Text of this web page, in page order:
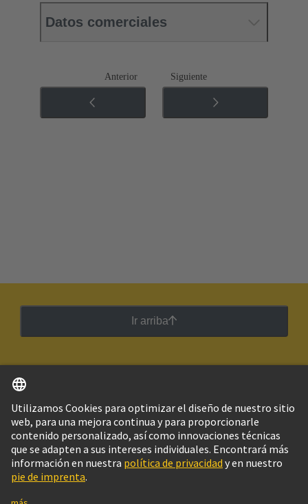
Datos comerciales
Anterior Siguiente
Ir arriba
Argentina Español
© Grupo Tecnológico HARTING